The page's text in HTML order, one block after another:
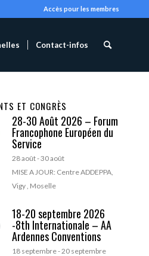
Accès pour les membres
Contact-infos
ET CONGRÈS
28-30 Août 2026 – Forum
Francophone Européen du
Service
28 août-30 août
MISE A JOUR: Centre ADDEPPA,
Vigy , Moselle
18-20 septembre 2026
-8th Internationale – AA
Ardennes Conventions
18 septembre-20 septembre